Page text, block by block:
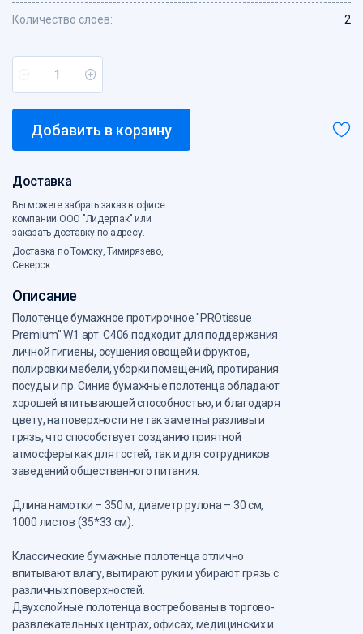
Товары для кухни
Хозтовары
Чековая лента
Этикет-лента
Количество слоев: 2
Добавить в корзину
Доставка
Вы можете забрать заказ в офисе
компании ООО "Лидерпак" или
заказать доставку по адресу.
Доставка по Томску, Тимирязево,
Северск
Описание
Полотенце бумажное протирочное "PROtissue
Premium" W1 арт. С406 подходит для поддержания
личной гигиены, осушения овощей и фруктов,
полировки мебели, уборки помещений, протирания
посуды и пр. Синие бумажные полотенца обладают
хорошей впитывающей способностью, и благодаря
цвету, на поверхности не так заметны разливы и
грязь, что способствует созданию приятной
атмосферы как для гостей, так и для сотрудников
заведений общественного питания.
Длина намотки – 350 м, диаметр рулона – 30 см,
1000 листов (35*33 см).
Классические бумажные полотенца отлично
впитывают влагу, вытирают руки и убирают грязь с
различных поверхностей.
Двухслойные полотенца востребованы в торгово-
развлекательных центрах, офисах, медицинских и